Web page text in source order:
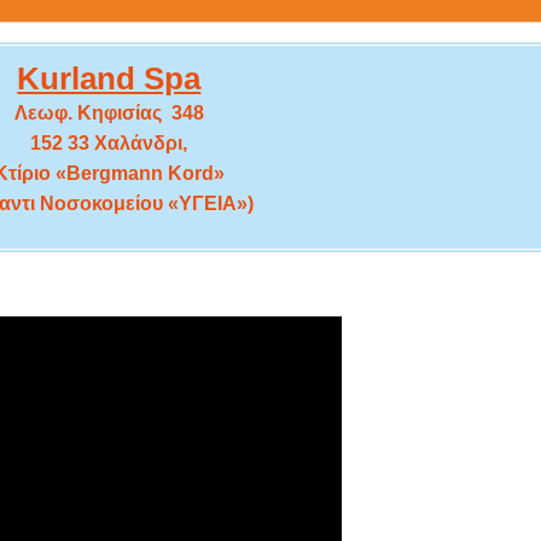
Kurland Spa
Λεωφ. Κηφισίας 348
152 33 Χαλάνδρι,
«Bergmann Kord»
Νοσοκομείου «ΥΓΕΙΑ»)